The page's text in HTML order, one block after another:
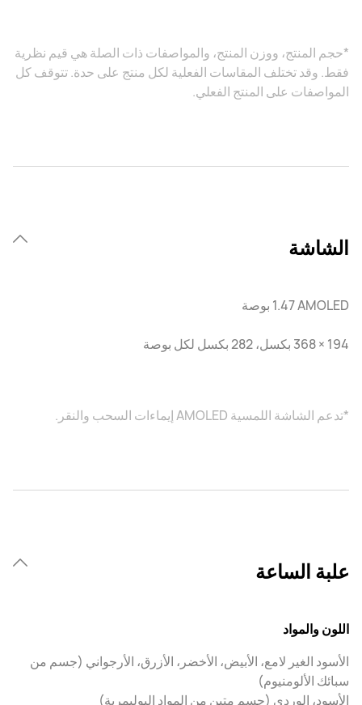
*حجم المنتج، ووزن المنتج، والمواصفات ذات الصلة هي قيم نظرية
فقط. وقد تختلف المقاسات الفعلية لكل منتج على حدة. تتوقف كل
المواصفات على المنتج الفعلي.
الشاشة
AMOLED ‏1.47 بوصة
194 × 368 بكسل، 282 بكسل لكل بوصة
*تدعم الشاشة اللمسية AMOLED إيماءات السحب والنقر.
علبة الساعة
اللون والمواد
الأسود الغير لامع، الأبيض، الأخضر، الأزرق، الأرجواني (جسم من
سبائك الألومنيوم)
الأسود، الوردي (جسم متين من المواد البوليمرية)